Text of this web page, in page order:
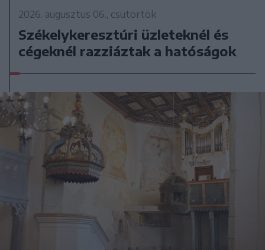
2026. augusztus 06., csütörtök
Székelykeresztúri üzleteknél és
cégeknél razziáztak a hatóságok